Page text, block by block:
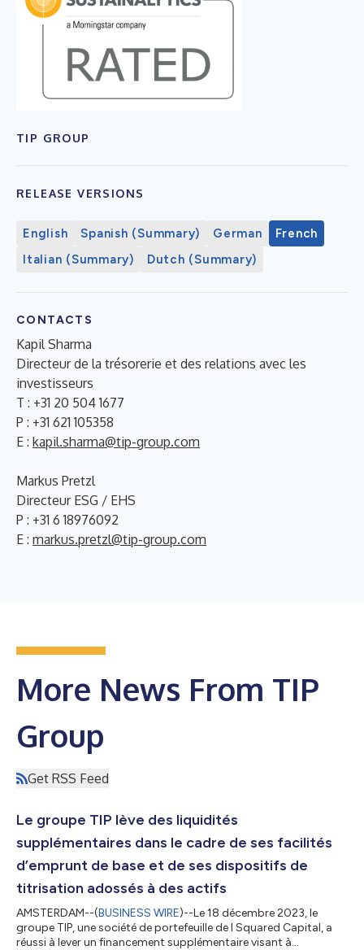
TIP GROUP
RELEASE VERSIONS
English Spanish (Summary) German
French
Italian (Summary)
Dutch (Summary)
CONTACTS
Kapil Sharma
Directeur de la trésorerie et des relations avec les
investisseurs
T : +31 20 504 1677
P : +31 621 105358
E : kapil.sharma@tip-group.com
Markus Pretzl
Directeur ESG / EHS
P : +31 6 18976092
E : markus.pretzl@tip-group.com
More News From TIP
Group
Get RSS Feed
Le groupe TIP lève des liquidités
supplémentaires dans le cadre de ses facilités
d’emprunt de base et de ses dispositifs de
titrisation adossés à des actifs
AMSTERDAM--(BUSINESS WIRE)--Le 18 décembre 2023, le
groupe TIP, une société de portefeuille de I Squared Capital, a
réussi à lever un financement supplémentaire visant à